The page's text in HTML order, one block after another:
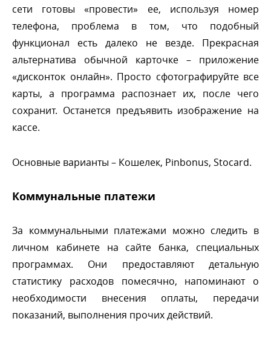
сети готовы «провести» ее, используя номер
телефона, проблема в том, что подобный
функционал есть далеко не везде. Прекрасная
альтернатива обычной карточке – приложение
«дисконток онлайн». Просто сфотографируйте все
карты, а программа распознает их, после чего
сохранит. Останется предъявить изображение на
кассе.
Основные варианты – Кошелек, Pinbonus, Stocard.
Коммунальные платежи
За коммунальными платежами можно следить
личном кабинете на сайте банка, специальных
программах. Они предоставляют детальную
статистику расходов помесячно, напоминают о
необходимости внесения оплаты, передачи
показаний, выполнения прочих действий.